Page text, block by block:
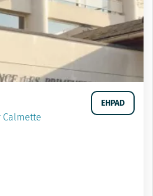
Calmette
EHPAD